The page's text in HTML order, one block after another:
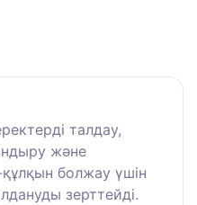
талдау,
және
болжау үшін
зерттейді.